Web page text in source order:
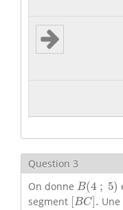
Question 3
On donne B(4 ; 5)
B(4; 5 )
segment BC] .
[BC]